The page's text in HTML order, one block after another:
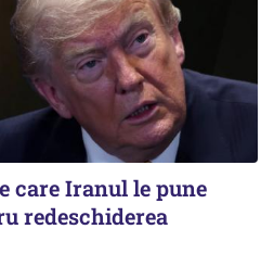
care Iranul le pune
redeschiderea